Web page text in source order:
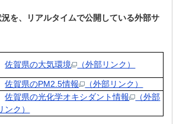
を、リアルタイムで公開している外部サ
佐賀県の大気環境 （外部リンク）
佐賀県のPM2.5情報
（外部リンク）
佐賀県の光化学オキシダント情報
（外部
ンク）